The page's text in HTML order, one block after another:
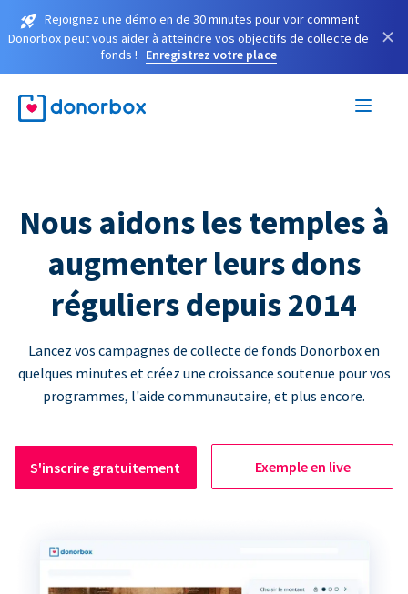
Rejoignez une démo en de 30 minutes pour voir comment
Donorbox peut vous aider à atteindre vos objectifs de collecte de
fonds !
Enregistrez votre place
×
Nous aidons les temples à
augmenter leurs dons
réguliers depuis 2014
Lancez vos campagnes de collecte de fonds Donorbox en
quelques minutes et créez une croissance soutenue pour vos
programmes, l'aide communautaire, et plus encore.
S'inscrire gratuitement Exemple en live